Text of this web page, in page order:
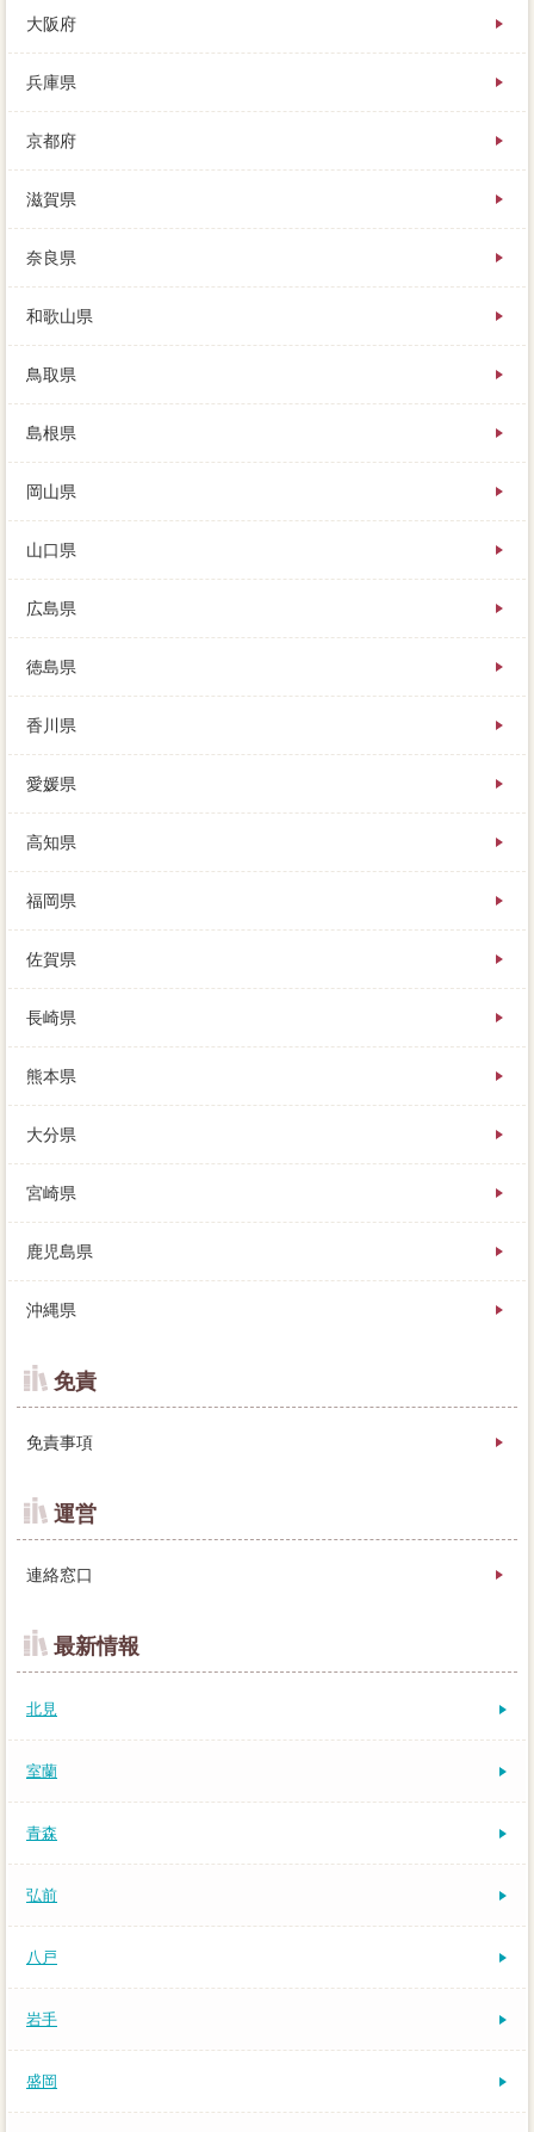
大阪府
兵庫県
京都府
滋賀県
奈良県
和歌山県
鳥取県
島根県
岡山県
山口県
広島県
徳島県
香川県
愛媛県
高知県
福岡県
佐賀県
長崎県
熊本県
大分県
宮崎県
鹿児島県
沖縄県
免責
免責事項
運営
連絡窓口
最新情報
北見
室蘭
青森
弘前
八戸
岩手
盛岡